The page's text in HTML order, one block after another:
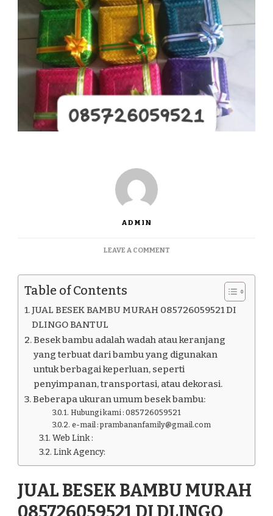
ADMIN
LEAVE A COMMENTON
085726059521
BANTUL
Table of Contents
JUAL BESEK BAMBU MURAH 085726059521 DI
DLINGO BANTUL
Besek bambu adalah wadah atau keranjang
yang terbuat dari bambu yang digunakan
untuk berbagai keperluan, seperti
penyimpanan, transportasi, atau dekorasi.
Beberapa ukuran umum besek bambu:
Hubungi kami : 085726059521
e-mail : prambananfamily@gmail.com
Web Link :
Link Agency:
JUAL BESEK BAMBU MURAH